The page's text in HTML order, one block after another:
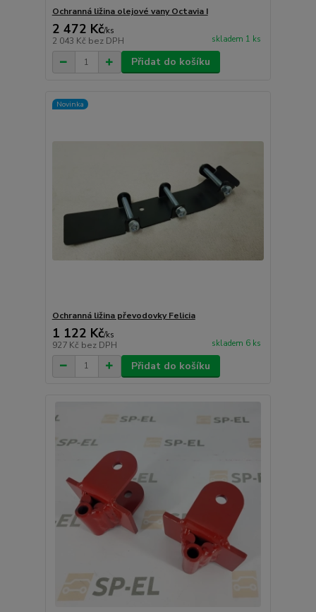
Ochranná ližina olejové vany Octavia I
2 472 Kč/ks
2 043 Kč bez DPH skladem 1 ks
Přidat do košíku
Novinka
Ochranná ližina převodovky Felicia
1 122 Kč/ks
927 Kč bez DPH skladem 6 ks
Přidat do košíku